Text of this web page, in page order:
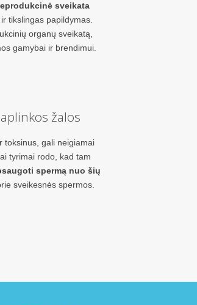
sveikata
tikslingas papildymas.
organų sveikatą,
gamybai ir brendimui.
žalos
toksinus, gali neigiamai
tyrimai rodo, kad tam
spermą nuo šių
sveikesnės spermos.